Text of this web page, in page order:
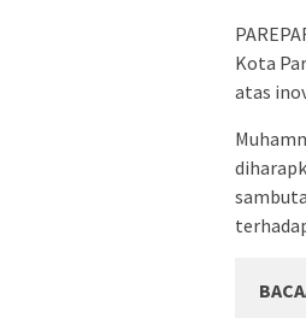
Kota
atas